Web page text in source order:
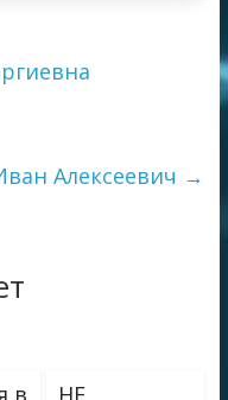
Алексеевич →
в
НЕ